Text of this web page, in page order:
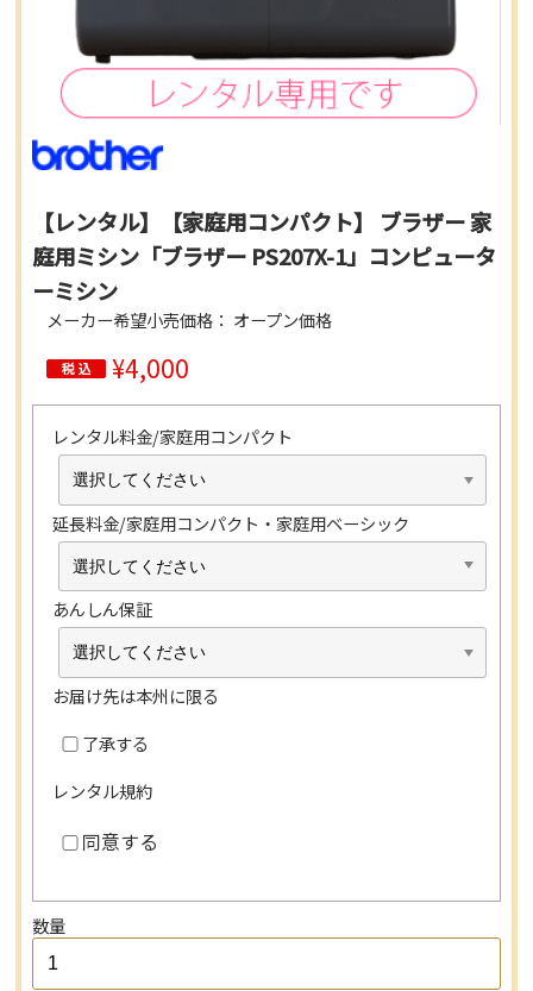
【レンタル】【家庭用コンパクト】 ブラザー 家
庭用ミシン「ブラザー PS207X-1」コンピュータ
ーミシン
メーカー希望小売価格： オープン価格
¥4,000
レンタル料金/家庭用コンパクト
延長料金/家庭用コンパクト・家庭用ベーシック
あんしん保証
お届け先は本州に限る
了承する
レンタル規約
同意する
数量